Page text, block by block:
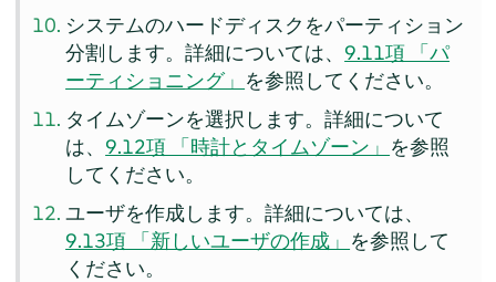
システムのハードディスクをパーティション
分割します。詳細については、 9.11項 「パ
ーティショニング」 を参照してください。
タイムゾーンを選択します。詳細について
は、 9.12項 「時計とタイムゾーン」 を参照
してください。
ユーザを作成します。詳細については、
9.13項 「新しいユーザの作成」 を参照して
ください。